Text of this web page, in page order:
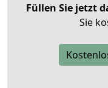
Füllen Sie jetzt
Sie